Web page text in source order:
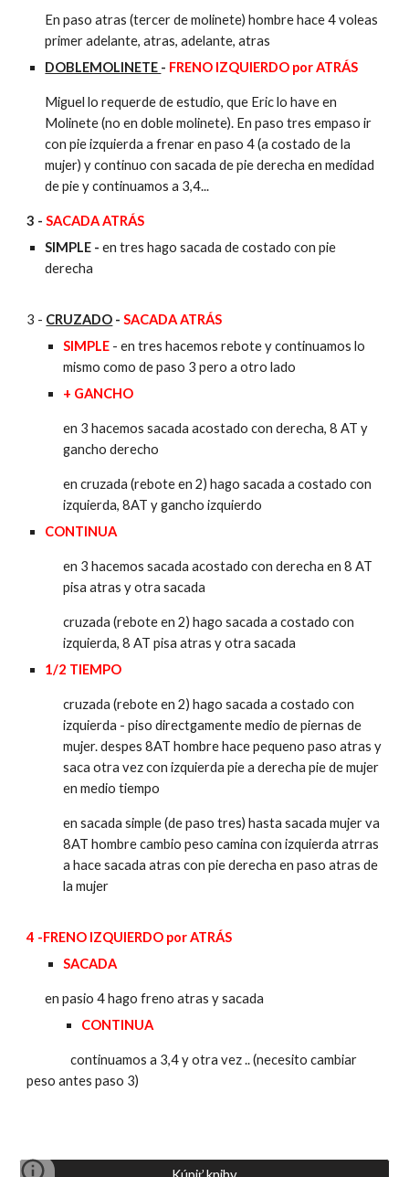
En paso atras (tercer de molinete) hombre hace 4 voleas
primer adelante, atras, adelante, atras
DOBLEMOLINETE - FRENO IZQUIERDO por ATRÁS
Miguel lo requerde de estudio, que Eric lo have en
Molinete (no en doble molinete). En paso tres empaso ir
con pie izquierda a frenar en paso 4 (a costado de la
mujer) y continuo con sacada de pie derecha en medidad
de pie y continuamos a 3,4...
3 -SACADA ATRÁS
SIMPLE -en tres hago sacada de costado con pie
derecha
3 - CRUZADO -SACADA ATRÁS
SIMPLE - en tres hacemos rebote y continuamos lo
mismo como de paso 3 pero a otro lado
+ GANCHO
en 3 hacemos sacada acostado con derecha, 8 AT y
gancho derecho
en cruzada (rebote en 2) hago sacada a costado con
izquierda, 8AT y gancho izquierdo
CONTINUA
en 3 hacemos sacada acostado con derecha en 8 AT
pisa atras y otra sacada
cruzada (rebote en 2) hago sacada a costado con
izquierda, 8 AT pisa atras y otra sacada
1/2 TIEMPO
cruzada (rebote en 2) hago sacada a costado con
izquierda - piso directgamente mediode piernas de
mujer. despes 8AT hombre hace pequeno paso atras y
saca otra vez con izquierda pie a derecha pie de mujer
en medio tiempo
en sacada simple (de paso tres) hasta sacada mujer va
8AT hombre cambio peso camina con izquierda atrras
a hace sacada atras con pie derecha en paso atras de
la mujer
4 -FRENO IZQUIERDO porATRÁS
SACADA
en pasio 4 hago freno atras y sacada
CONTINUA
continuamos a 3,4 y otra vez .. (necesito cambiar
peso antes paso 3)